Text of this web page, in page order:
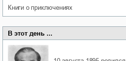
книги о приключениях
В этот день ...